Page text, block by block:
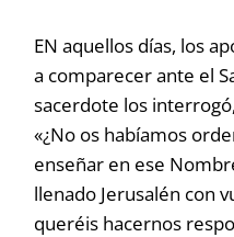
EN aquellos días, los
a comparecer ante el
sacerdote los
«¿No os habíamos
enseñar en ese
llenado Jerusalén con
queréis hacernos